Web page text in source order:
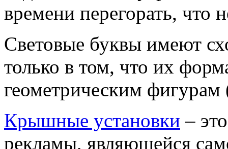
времени перегорать, что
Световые буквы имеют
только в том, что их
геометрическим фигурам
Крышные установки –
рекламы, являющейся